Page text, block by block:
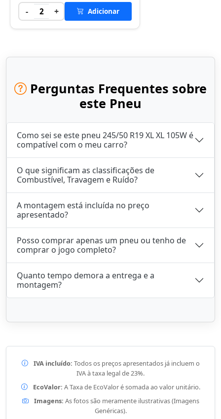
- 2 + Adicionar
Perguntas Frequentes sobre
este Pneu
Como sei se este pneu 245/50 R19 XL XL 105W é
compatível com o meu carro?
O que significam as classificações de
Combustível, Travagem e Ruído?
A montagem está incluída no preço
apresentado?
Posso comprar apenas um pneu ou tenho de
comprar o jogo completo?
Quanto tempo demora a entrega e a
montagem?
IVA incluído: Todos os preços apresentados já incluem o
IVA à taxa legal de 23%.
EcoValor: A Taxa de EcoValor é somada ao valor unitário.
Imagens: As fotos são meramente ilustrativas (Imagens
Genéricas).